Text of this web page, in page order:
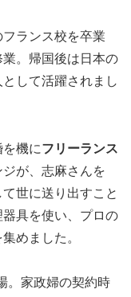
ランス校を卒業
業。帰国後は日本の
して活躍されまし
機にフリーランス
が、志麻さんを
て世に送り出すこと
具を使い、プロの
めました。
。家政婦の契約時